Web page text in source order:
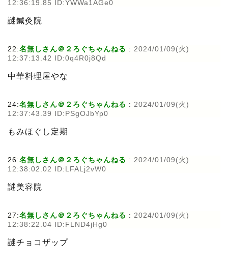
12:36:19.85 ID:YWWa1AGe0
謎鍼灸院
22:名無しさん＠２ろぐちゃんねる : 2024/01/09(火)
12:37:13.42 ID:0q4R0j8Qd
中華料理屋やな
24:名無しさん＠２ろぐちゃんねる : 2024/01/09(火)
12:37:43.39 ID:PSgOJbYp0
もみほぐし定期
26:名無しさん＠２ろぐちゃんねる : 2024/01/09(火)
12:38:02.02 ID:LFALj2vW0
謎美容院
27:名無しさん＠２ろぐちゃんねる : 2024/01/09(火)
12:38:22.04 ID:FLND4jHg0
謎チョコザップ